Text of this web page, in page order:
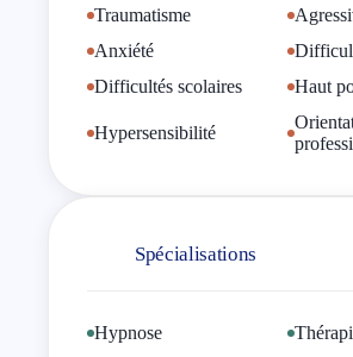
Les phobies (peur de l’avion,
Les blocages émotionnels ou
La préparation mentale
événements).
approche pragmatique, directe et
Traumatisme
Anxiété
Difficultés scolaires
Haut
Hypersensibilité
Spécialisations
Hypnose